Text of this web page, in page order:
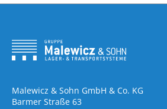
Malewicz & Sohn GmbH & Co. KG
Barmer Straße 63